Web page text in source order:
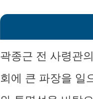
곽종근 전 사령관
회에 큰 파장을 일